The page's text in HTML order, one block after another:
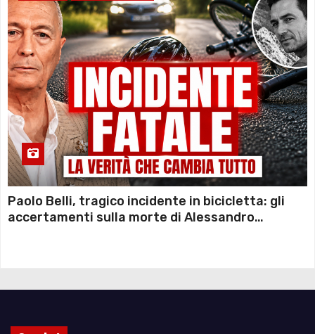
Paolo Belli, tragico incidente in bicicletta: gli
accertamenti sulla morte di Alessandro